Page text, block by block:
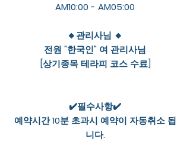
AM10:00 - AM05:00
🔸관리사님 🔸
전원 "한국인" 여 관리사님
[상기종목 테라피 코스 수료]
✔️필수사항✔️
예약시간 10분 초과시 예약이 자동취소 됩
니다.